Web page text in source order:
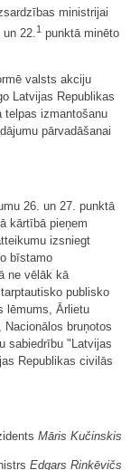
ministrijai
22. 1 punktā minēto
valsts akciju
Latvijas Republikas
telpas izmantošanu
pārvadāšanai
26. un 27. punktā
kārtībā pieņem
izsniegt
bīstamo
ne vēlāk kā
publisko
lēmums, Ārlietu
bruņotos
sabiedrību "Latvijas
Republikas civilās
Māris Kučinskis
Edgars Rinkēvičs